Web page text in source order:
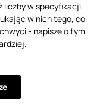
liczby w specyfikacji.
w nich tego, co
- napisze o tym.